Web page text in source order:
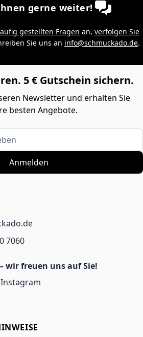
gerne weiter!
gestellten Fragen an, verfolgen Sie
Sie uns an info@schmuckado.de.
5 € Gutschein sichern.
Newsletter und erhalten Sie
besten Angebote.
Anmelden
7060
wir freuen uns auf Sie!
Instagram